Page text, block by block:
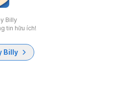
Billy
tin hữu ích!
Billy